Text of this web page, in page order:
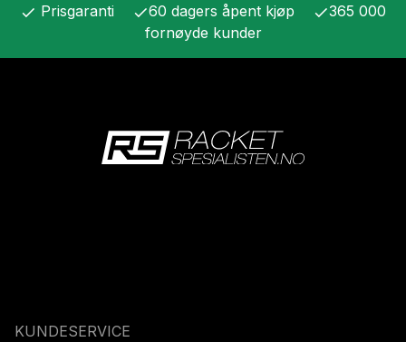
check Prisgaranti check60 dagers åpent kjøp check365 000
fornøyde kunder
KUNDESERVICE